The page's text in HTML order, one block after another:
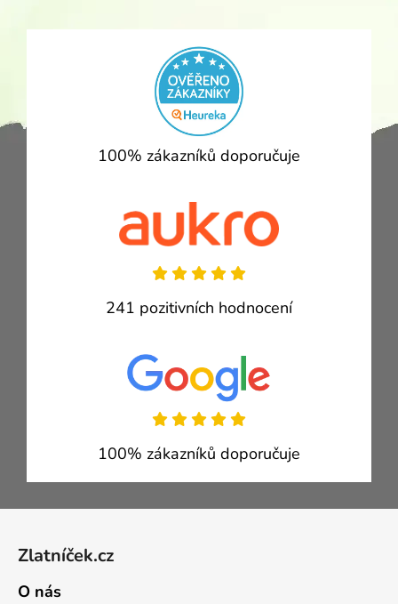
100% zákazníků doporučuje
241 pozitivních hodnocení
100% zákazníků doporučuje
Zlatníček.cz
O nás